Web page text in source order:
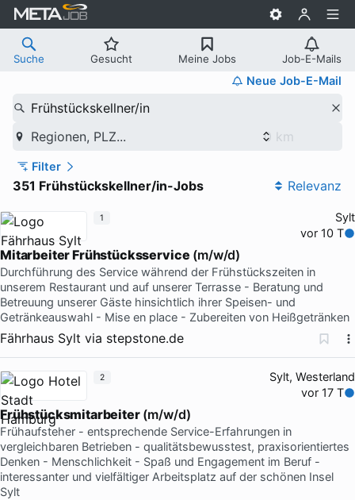
Suche Gesucht Meine Jobs Job-E-Mails
Neue Job-E-Mail
Frühstückskellner/in
Regionen, PLZ...
Filter
351 Frühstückskellner/in-Jobs Relevanz
Sylt
vor 10 T
Mitarbeiter Frühstücksservice (m/w/d)
Durchführung des Service während der Frühstückszeiten in
unserem Restaurant und auf unserer Terrasse - Beratung und
Betreuung unserer Gäste hinsichtlich ihrer Speisen- und
Getränkeauswahl - Mise en place - Zubereiten von Heißgetränken
Fährhaus Sylt via stepstone.de
1
Sylt, Westerland
vor 17 T
Frühstücksmitarbeiter(m/w/d)
Frühaufsteher - entsprechende Service-Erfahrungen in
vergleichbaren Betrieben - qualitätsbewusstest, praxisorientiertes
Denken - Menschlichkeit - Spaß und Engagement im Beruf -
interessanter und vielfältiger Arbeitsplatz auf der schönen Insel
Sylt
2